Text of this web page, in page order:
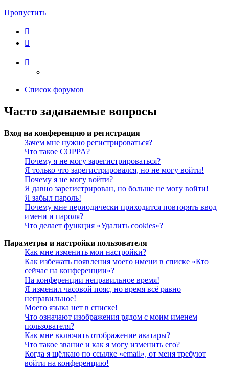
Пропустить
Список форумов
Часто задаваемые вопросы
Вход на конференцию и регистрация
Зачем мне нужно регистрироваться?
Что такое COPPA?
Почему я не могу зарегистрироваться?
Я только что зарегистрировался, но не могу войти!
Почему я не могу войти?
Я давно зарегистрирован, но больше не могу войти!
Я забыл пароль!
Почему мне периодически приходится повторять ввод
имени и пароля?
Что делает функция «Удалить cookies»?
Параметры и настройки пользователя
Как мне изменить мои настройки?
Как избежать появления моего имени в списке «Кто
сейчас на конференции»?
На конференции неправильное время!
Я изменил часовой пояс, но время всё равно
неправильное!
Моего языка нет в списке!
Что означают изображения рядом с моим именем
пользователя?
Как мне включить отображение аватары?
Что такое звание и как я могу изменить его?
Когда я щёлкаю по ссылке «email», от меня требуют
войти на конференцию!